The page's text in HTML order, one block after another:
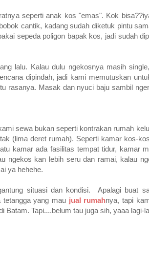
seperti anak kos "emas". Kok
cantik, kadang sudah diketuk pintu
sepeda poligon bapak kos, jadi sudah
lalu. Kalau dulu ngekosnya masih
dipindah, jadi kami memutuskan
rasanya. Masak dan nyuci baju sambil
sewa bukan seperti kontrakan rumah
(lima deret rumah). Seperti kamar kos-
kamar ada fasilitas tempat tidur, kamar
ngekos kan lebih seru dan ramai, kalau
ya hehehe.
situasi dan kondisi. Apalagi buat
yang mau jual rumahnya, tapi
Tapi....belum tau juga sih, yaaa lagi-